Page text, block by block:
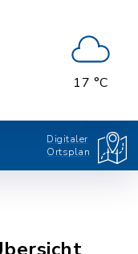
17 °C
Digitaler
Ortsplan